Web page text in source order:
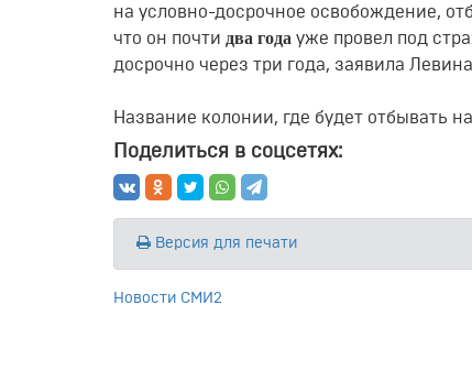
на условно-досрочное освобождение,
что он почти два года уже провел под
досрочно через три года, заявила
Название колонии, где будет отбывать
Поделиться в соцсетях:
Версия для печати
Новости СМИ2